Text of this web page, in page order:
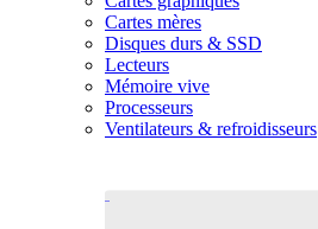
Cartes mères
Disques durs & SSD
Lecteurs
Mémoire vive
Processeurs
Ventilateurs & refroidisseurs